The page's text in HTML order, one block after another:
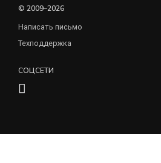
© 2009–2026
Написать письмо
Техподдержка
СОЦСЕТИ